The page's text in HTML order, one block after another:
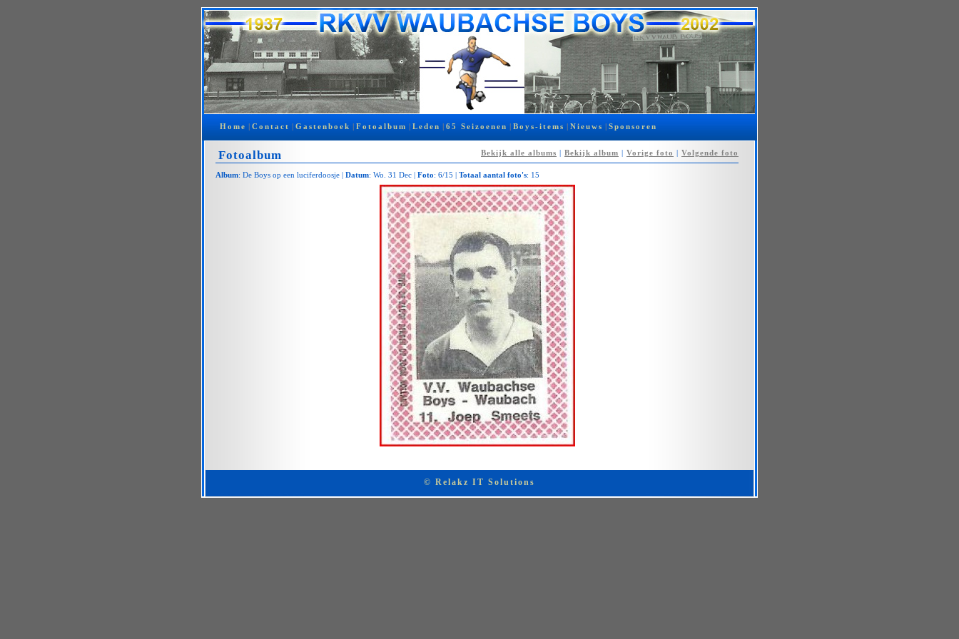
Home | Contact | Gastenboek | Fotoalbum | Leden | 65 Seizoenen | Boys-items | Nieuws | Sponsoren
Fotoalbum Bekijk alle albums | Bekijk album | Vorige foto | Volgende foto
Album: De Boys op een luciferdoosje | Datum: Wo. 31 Dec | Foto: 6/15 | Totaal aantal foto's: 15
© Relakz IT Solutions